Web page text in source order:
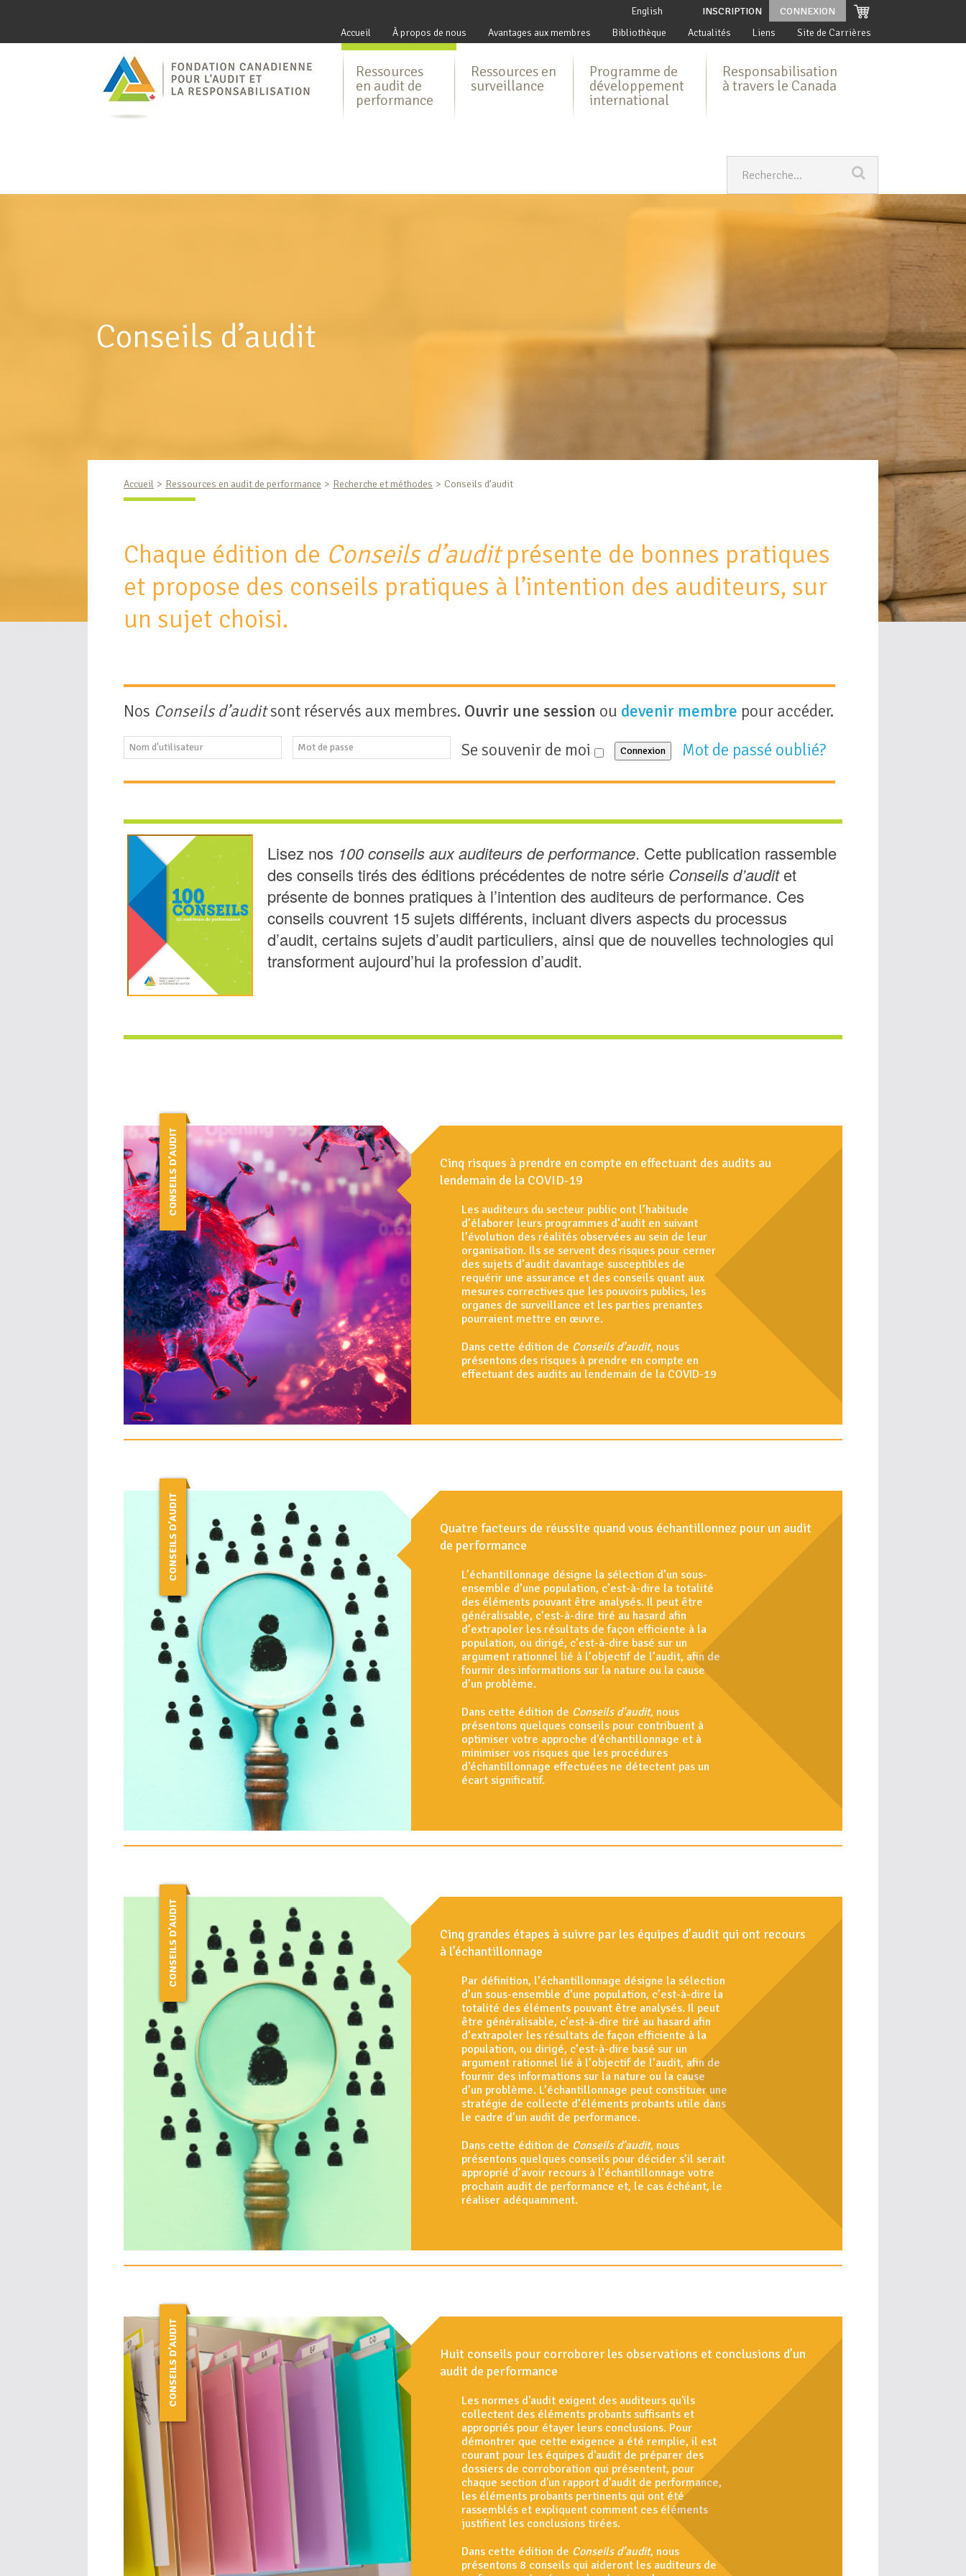
CONNEXION
INSCRIPTION
English
Accueil
À propos de nous Avantages aux membres Bibliothèque Actualités Liens Site de Carrières
Ressources
en audit de
performance
Ressources en
surveillance
Programme de
développement
international
Responsabilisation
à travers le Canada
Conseils d’audit
Accueil Ressources en audit de performance Recherche et méthodes Conseils d’audit
Chaque édition de Conseils d’auditprésente de bonnes pratiques
et propose des conseils pratiques à l’intention des auditeurs, sur
un sujet choisi.
Nos Conseils d’auditsont réservés aux membres. Ouvrir une session ou devenir membre pour accéder.
Se souvenir de moi
Connexion Mot de passé oublié?
Lisez nos 100 conseils aux auditeurs de performance. Cette publication rassemble
des conseils tirés des éditions précédentes de notre série Conseils d’auditet
présente de bonnes pratiques à l’intention des auditeurs de performance. Ces
conseils couvrent 15 sujets différents, incluant divers aspects du processus
d’audit, certains sujets d’audit particuliers, ainsi que de nouvelles technologies qui
transforment aujourd’hui la profession d’audit.
CONSEILS D’AUDIT
Cinq risques à prendre en compte en effectuant des audits au
lendemain de la COVID-19
Les auditeurs du secteur public ont l’habitude
d’élaborer leurs programmes d’audit en suivant
l’évolution des réalités observées au sein de leur
organisation. Ils se servent des risques pour cerner
des sujets d’audit davantage susceptibles de
requérir une assurance et des conseils quant aux
mesures correctives que les pouvoirs publics, les
organes de surveillance et les parties prenantes
pourraient mettre en œuvre.
Dans cette édition de Conseils d’audit, nous
présentons des risques à prendre en compte en
effectuant des audits au lendemain de la COVID-19
CONSEILS D’AUDIT
Quatre facteurs de réussite quand vous échantillonnez pour un audit
de performance
L’échantillonnage désigne la sélection d’un sous-
ensemble d’une population, c’est-à-dire la totalité
des éléments pouvant être analysés. Il peut être
généralisable, c’est-à-dire tiré au hasard afin
d’extrapoler les résultats de façon efficiente à la
population, ou dirigé, c’est-à-dire basé sur un
argument rationnel lié à l’objectif de l’audit, afin de
fournir des informations sur la nature ou la cause
d’un problème.
Dans cette édition de Conseils d’audit, nous
présentons quelques conseils pour contribuent à
optimiser votre approche d'échantillonnage et à
minimiser vos risques que les procédures
d'échantillonnage effectuées ne détectent pas un
écart significatif.
CONSEILS D’AUDIT
Cinq grandes étapes à suivre par les équipes d’audit qui ont recours
à l’échantillonnage
Par définition, l’échantillonnage désigne la sélection
d’un sous-ensemble d’une population, c’est-à-dire la
totalité des éléments pouvant être analysés. Il peut
être généralisable, c’est-à-dire tiré au hasard afin
d’extrapoler les résultats de façon efficiente à la
population, ou dirigé, c’est-à-dire basé sur un
argument rationnel lié à l’objectif de l’audit, afin de
fournir des informations sur la nature ou la cause
d’un problème. L’échantillonnage peut constituer une
stratégie de collecte d’éléments probants utile dans
le cadre d’un audit de performance.
Dans cette édition de Conseils d’audit, nous
présentons quelques conseils pour décider s’il serait
approprié d’avoir recours à l’échantillonnage votre
prochain audit de performance et, le cas échéant, le
réaliser adéquamment.
CONSEILS D’AUDIT
Huit conseils pour corroborer les observations et conclusions d’un
audit de performance
Les normes d'audit exigent des auditeurs qu'ils
collectent des éléments probants suffisants et
appropriés pour étayer leurs conclusions. Pour
démontrer que cette exigence a été remplie, il est
courant pour les équipes d'audit de préparer des
dossiers de corroboration qui présentent, pour
chaque section d'un rapport d'audit de performance,
les éléments probants pertinents qui ont été
rassemblés et expliquent comment ces éléments
justifient les conclusions tirées.
Dans cette édition de Conseils d’audit, nous
présentons 8 conseils qui aideront les auditeurs de